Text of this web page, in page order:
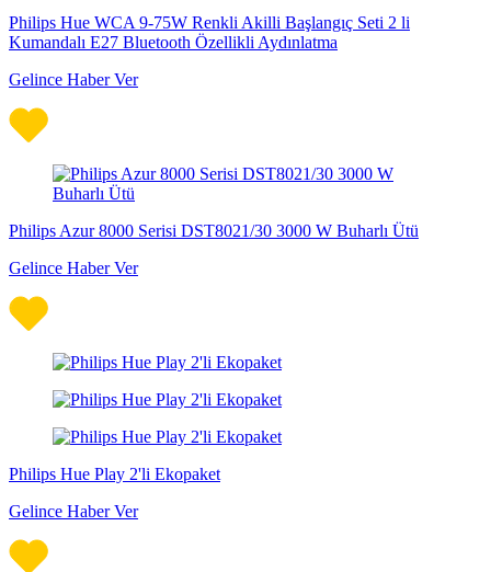
Philips Hue WCA 9-75W Renkli Akilli Başlangıç Seti 2 li
Kumandalı E27 Bluetooth Özellikli Aydınlatma
Gelince Haber Ver
Philips Azur 8000 Serisi DST8021/30 3000 W Buharlı Ütü
Gelince Haber Ver
Philips Hue Play 2'li Ekopaket
Gelince Haber Ver